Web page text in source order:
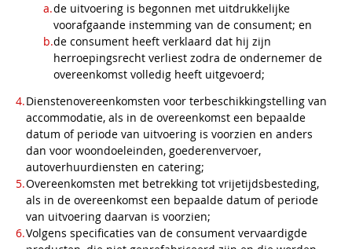
de uitvoering is begonnen met uitdrukkelijke
voorafgaande instemming van de consument; en
de consument heeft verklaard dat hij zijn
herroepingsrecht verliest zodra de ondernemer de
overeenkomst volledig heeft uitgevoerd;
Dienstenovereenkomsten voor terbeschikkingstelling van
accommodatie, als in de overeenkomst een bepaalde
datum of periode van uitvoering is voorzien en anders
dan voor woondoeleinden, goederenvervoer,
autoverhuurdiensten en catering;
Overeenkomsten met betrekking tot vrijetijdsbesteding,
als in de overeenkomst een bepaalde datum of periode
van uitvoering daarvan is voorzien;
Volgens specificaties van de consument vervaardigde